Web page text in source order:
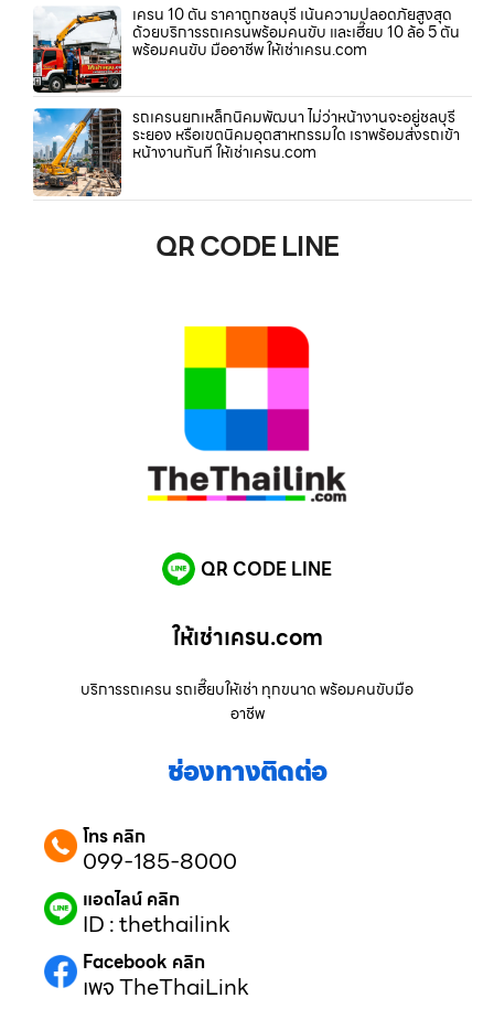
เครน 10 ตัน ราคาถูกชลบุรี เน้นความปลอดภัยสูงสุด
ด้วยบริการรถเครนพร้อมคนขับ และเฮี๊ยบ 10 ล้อ 5 ตัน
พร้อมคนขับ มืออาชีพ ให้เช่าเครน.com
รถเครนยกเหล็กนิคมพัฒนา ไม่ว่าหน้างานจะอยู่ชลบุรี
ระยอง หรือเขตนิคมอุตสาหกรรมใด เราพร้อมส่งรถเข้า
หน้างานทันที ให้เช่าเครน.com
QR CODE LINE
QR CODE LINE
ให้เช่าเครน.com
บริการรถเครน รถเฮี๊ยบให้เช่า ทุกขนาด พร้อมคนขับมือ
อาชีพ
ช่องทางติดต่อ
โทร คลิก
099-185-8000
แอดไลน์ คลิก
ID : thethailink
Facebook คลิก
เพจ TheThaiLink